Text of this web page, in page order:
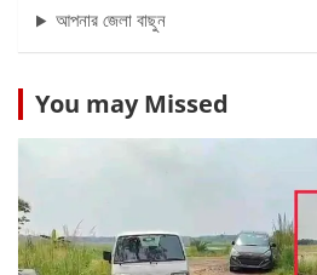
আপনার জেলা বাছুন
You may Missed